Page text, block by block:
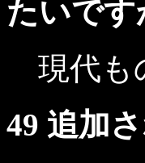
たいです
現代も
49 追加